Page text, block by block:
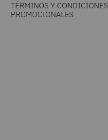
TÉRMINOS Y CONDICIONES
PROMOCIONALES